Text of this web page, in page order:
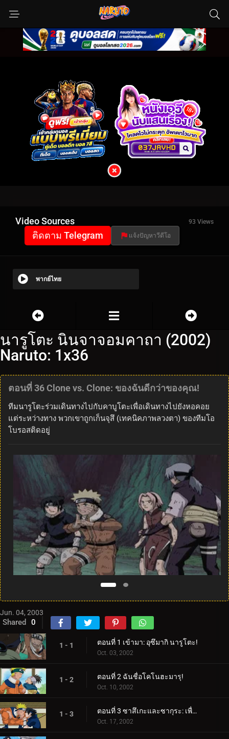
Video Sources 93 Views
ติดตาม Telegram แจ้งปัญหาวีดีโอ
พากย์ไทย
นารูโตะ นินจาจอมคาถา (2002)
Naruto: 1x36
ตอนที่ 36 Clone vs. Clone: ​​ของฉันดีกว่าของคุณ!
ทีมนารูโตะร่วมเดินทางไปกับคาบูโตะเพื่อเดินทางไปยังหอคอย
แต่ระหว่างทาง พวกเขาถูกเก็นจุสึ (เทคนิคภาพลวงตา) ของทีมโอ
โบรอสติดอยู่
Jun. 04, 2003
Shared 0
1 - 1 ตอนที่ 1 เข้ามา: อุซึมากิ นารูโตะ!
Oct. 03, 2002
1 - 2 ตอนที่ 2 ฉันชื่อโคโนฮะมารุ!
Oct. 10, 2002
1 - 3 ตอนที่ 3 ซาสึเกะและซากุระ: เพื่อนหรือศัตรู?
Oct. 17, 2002